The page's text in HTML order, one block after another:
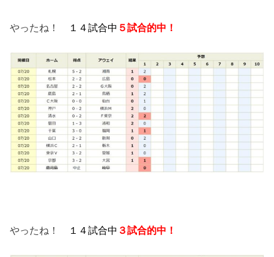
やったね！ １４試合中 ５試合的中！
やったね！ １４試合中 ３試合的中！